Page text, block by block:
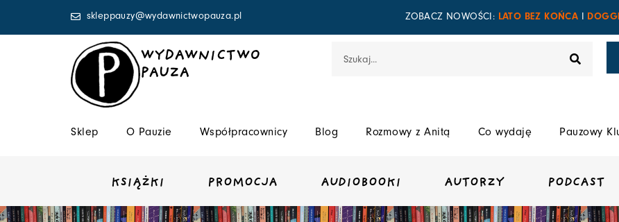
skleppauzy@wydawnictwopauza.pl ZOBACZ NOWOŚCI: LATO BEZ KOŃCA
WYDAWNICTWO
PAUZA
Sklep O Pauzie Współpracownicy Blog Rozmowy z Anitą Co wydaję Pauzowy
KSIĄŻKI PROMOCJA AUDIOBOOKI AUTORZY PODCAST